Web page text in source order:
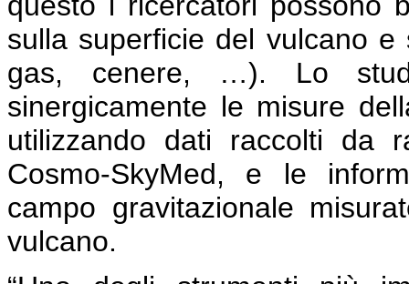
sulla superficie del vulcano e
gas, cenere, …). Lo
sinergicamente le misure
utilizzando dati raccolti da
Cosmo-SkyMed, e le
campo gravitazionale
vulcano.